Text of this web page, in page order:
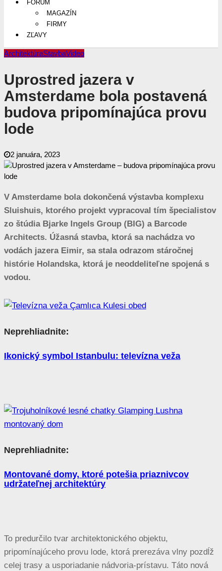
FÓRUM
MAGAZÍN
FIRMY
ZĽAVY
ArchitektúraStavbaVideo
Uprostred jazera v
Amsterdame bola postavená
budova pripomínajúca provu
lode
2 januára, 2023
V Amsterdame bola dokončená výstavba komplexu
Sluishuis, ktorého projekt vypracoval tím špecialistov
zo štúdia Bjarke Ingels Group (BIG) a Barcode
Architects. Úžasná stavba, ktorá sa nachádza vo
vodách jazera Eimir, sa stala odrazom stáročnej
histórie Holandska, ktorá je neoddeliteľne spojená s
vodou.
Neprehliadnite:
Ikonický symbol Istanbulu: televízna veža
Neprehliadnite:
Montované domy, ktoré potešia priaznivcov
udržateľnej architektúry
To predurčilo tvar architektonického objektu,
pripomínajúceho provu lode, ktorá prerezáva vlny pozdĺž
celej trasy a usporiadanie nádvoria-prístavu. Táto nová